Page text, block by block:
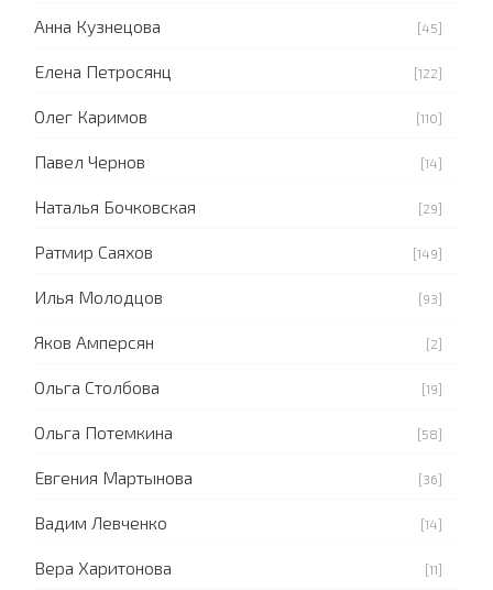
Анна Кузнецова [45]
Елена Петросянц [122]
Олег Каримов [110]
Павел Чернов [14]
Наталья Бочковская [29]
Ратмир Саяхов [149]
Илья Молодцов [93]
Яков Амперсян [2]
Ольга Столбова [19]
Ольга Потемкина [58]
Евгения Мартынова [36]
Вадим Левченко [14]
Вера Харитонова [11]